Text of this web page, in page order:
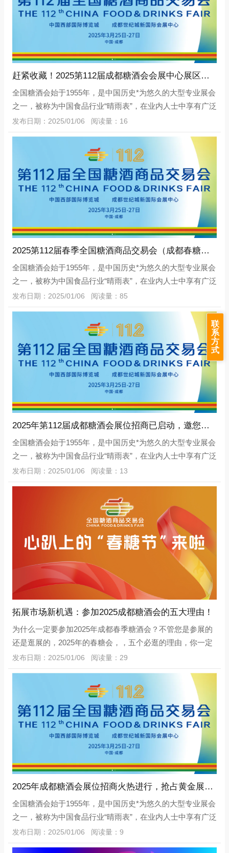
赶紧收藏！2025第112届成都糖酒会会展中心展区分布及布展酒店大全！
全国糖酒会始于1955年，是中国历史*为悠久的大型专业展会
之一，被称为中国食品行业“晴雨表”，在业内人士中享有广泛
的认可度和美誉度。是中国食品酒类行业历史悠久、规模宏
发布日期：2025/01/06 阅读量：16
2025第112届春季全国糖酒商品交易会（成都春糖） | 32万㎡展览面积、24个特色品类专区！
全国糖酒会始于1955年，是中国历史*为悠久的大型专业展会
之一，被称为中国食品行业“晴雨表”，在业内人士中享有广泛
的认可度和美誉度。是中国食品酒类行业历史悠久、规模宏
发布日期：2025/01/06 阅读量：85
2025年第112届成都糖酒会展位招商已启动，邀您共襄食饮酒业盛举
全国糖酒会始于1955年，是中国历史*为悠久的大型专业展会
之一，被称为中国食品行业“晴雨表”，在业内人士中享有广泛
的认可度和美誉度。是中国食品酒类行业历史悠久、规模宏
发布日期：2025/01/06 阅读量：13
拓展市场新机遇：参加2025成都糖酒会的五大理由！
为什么一定要参加2025年成都春季糖酒会？不管您是参展的
还是逛展的，2025年的春糖会，，五个必逛的理由，你一定
要来！一、规模与影响力成都糖酒会是中国食品行业的重要
发布日期：2025/01/06 阅读量：29
2025年成都糖酒会展位招商火热进行，抢占黄金展位先机
全国糖酒会始于1955年，是中国历史*为悠久的大型专业展会
之一，被称为中国食品行业“晴雨表”，在业内人士中享有广泛
的认可度和美誉度。是中国食品酒类行业历史悠久、规模宏
发布日期：2025/01/06 阅读量：9
联
系
方
式